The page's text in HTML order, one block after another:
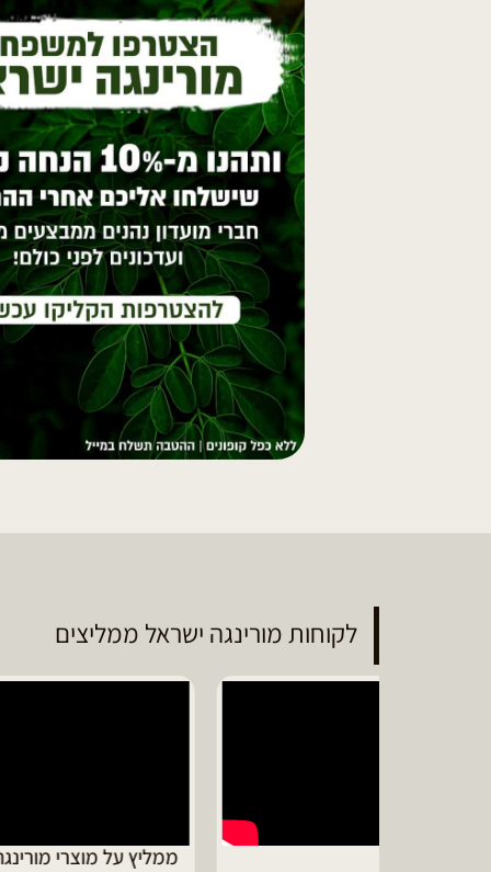
לקוחות מורינגה ישראל ממליצים
ממליץ על מוצרי מורינגה איכותיים